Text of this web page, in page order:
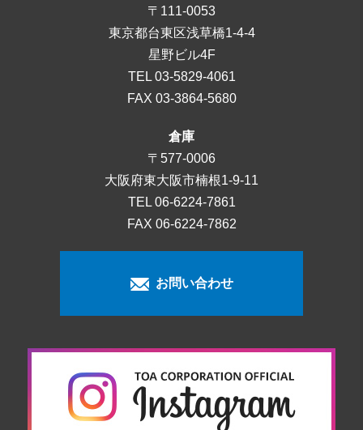
〒111-0053
東京都台東区浅草橋1-4-4
星野ビル4F
TEL 03-5829-4061
FAX 03-3864-5680
倉庫
〒577-0006
大阪府東大阪市楠根1-9-11
TEL 06-6224-7861
FAX 06-6224-7862
お問い合わせ